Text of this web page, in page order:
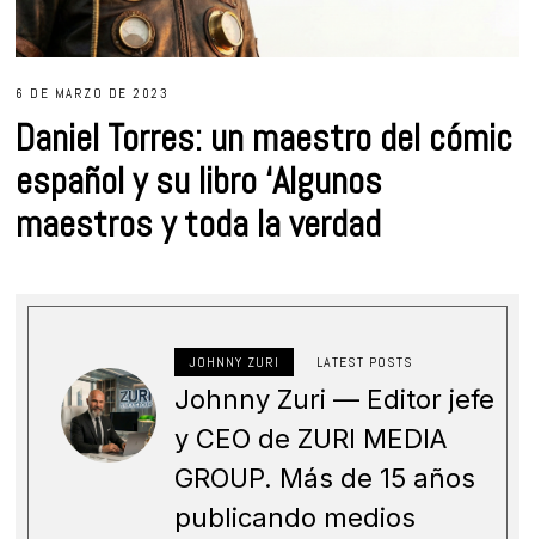
6 DE MARZO DE 2023
Daniel Torres: un maestro del cómic
español y su libro ‘Algunos
maestros y toda la verdad
JOHNNY ZURI LATEST POSTS
Johnny Zuri — Editor jefe
y CEO de ZURI MEDIA
GROUP. Más de 15 años
publicando medios